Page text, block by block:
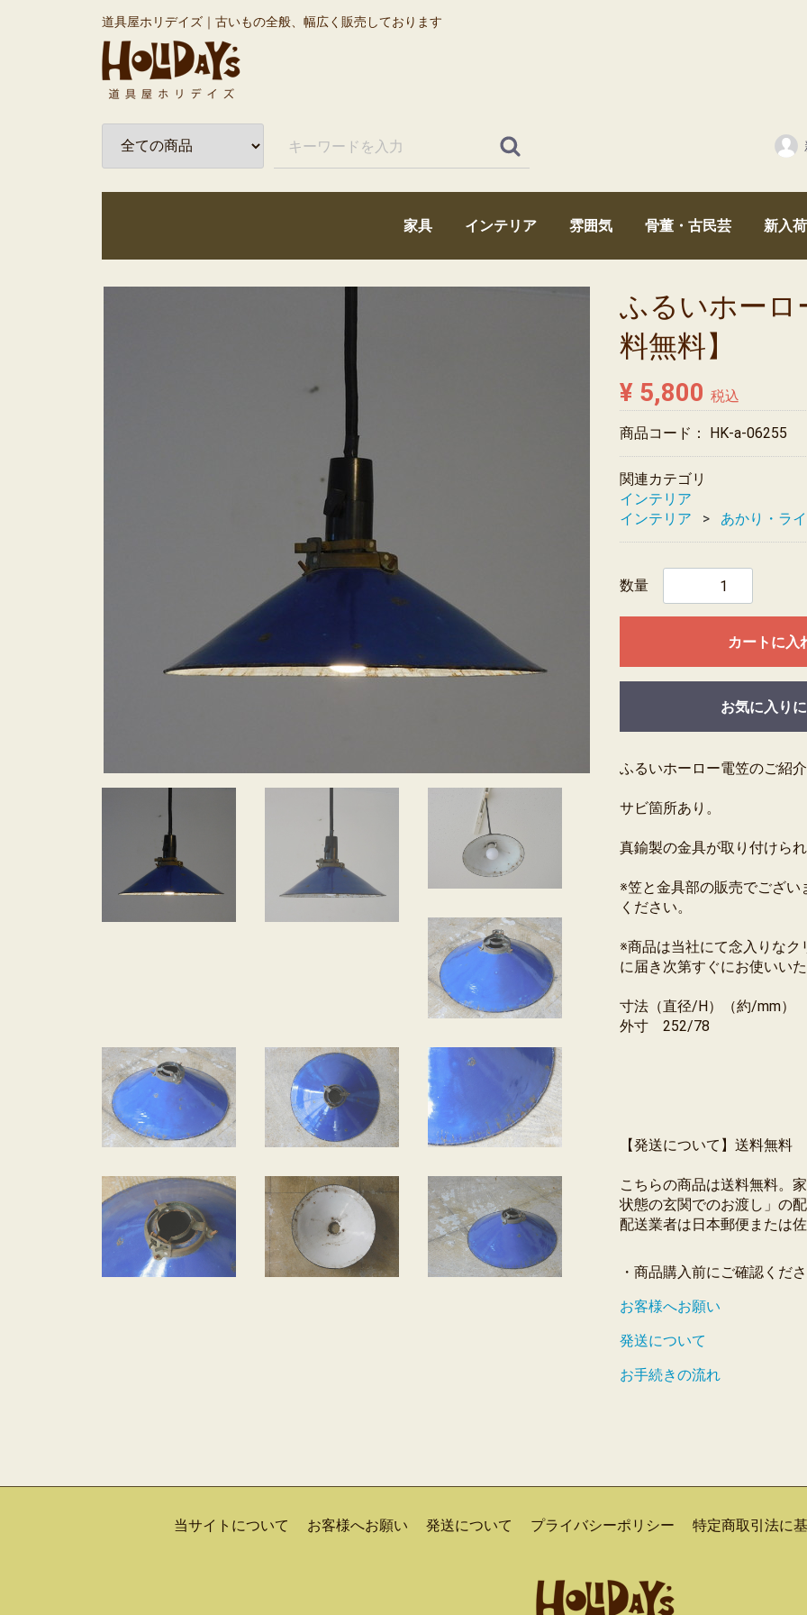
道具屋ホリデイズ｜古いもの全般、幅広く販売しております
家具 インテリア 雰囲気 骨董・古民芸 新入荷
ふるいホーロ
料無料】
¥ 5,800 税込
商品コード： HK-a-06255
関連カテゴリ
インテリア
インテリア
あかり・ライ
数量
カートに入
お気に入り
ふるいホーロー電笠のご紹介
サビ箇所あり。
真鍮製の金具が取り付けられ
※笠と金具部の販売でござ
ください。
※商品は当社にて念入りな
に届き次第すぐにお使いい
寸法（直径/H）（約/mm）
外寸 252/78
【発送について】送料無料
こちらの商品は送料無料。
状態の玄関でのお渡し」の配
配送業者は日本郵便または
・商品購入前にご確認くだ
お客様へお願い
発送について
お手続きの流れ
当サイトについて お客様へお願い 発送について プライバシーポリシー 特定商取引法に